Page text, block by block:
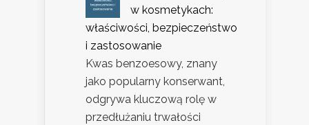
w kosmetykach:
właściwości, bezpieczeństwo
i zastosowanie
Kwas benzoesowy, znany
jako popularny konserwant,
odgrywa kluczową rolę w
przedłużaniu trwałości